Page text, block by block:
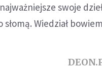
swoje
słomą. Wiedział